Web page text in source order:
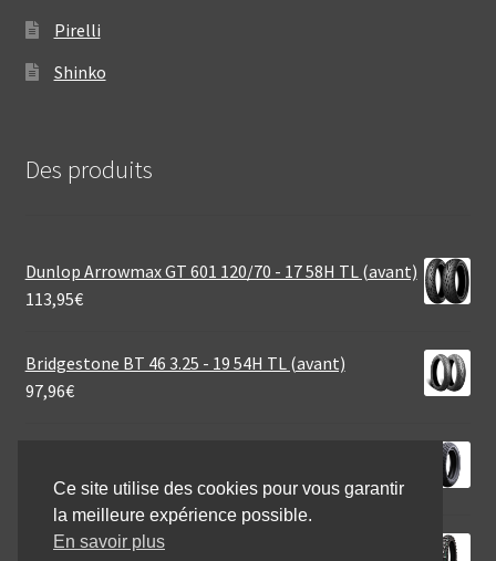
Pirelli
Shinko
Des produits
Dunlop Arrowmax GT 601 120/70 - 17 58H TL (avant)
113,95€
Bridgestone BT 46 3.25 - 19 54H TL (avant)
97,96€
85,90€
Mitas EF-07 Super Light Green 140/80 - 18 70R TT
Ce site utilise des cookies pour vous garantir
la meilleure expérience possible.
En savoir plus